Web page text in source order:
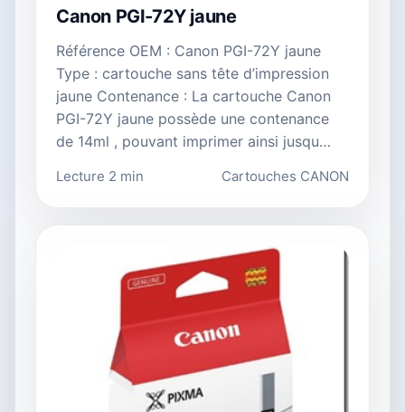
Canon PGI-72Y jaune
Référence OEM : Canon PGI-72Y jaune
Type : cartouche sans tête d’impression
jaune Contenance : La cartouche Canon
PGI-72Y jaune possède une contenance
de 14ml , pouvant imprimer ainsi jusqu…
Lecture 2 min Cartouches CANON